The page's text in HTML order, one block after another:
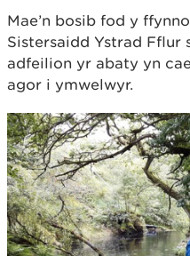
Mae’n bosib fod y
Sistersaidd Ystrad Fflur
adfeilion yr abaty yn
agor i ymwelwyr.